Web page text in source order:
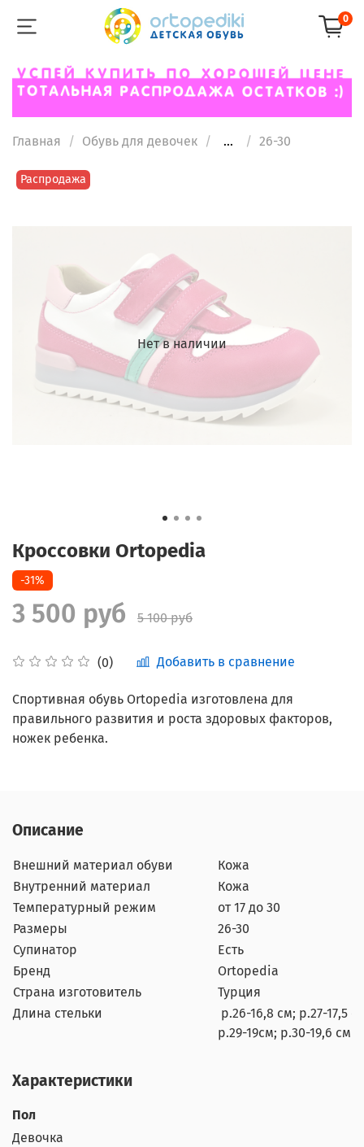
0
Главная Обувь для девочек ... 26-30
Нет в наличии
Распродажа
Кроссовки Ortopedia
(0) Добавить в сравнение
-31%
3 500 руб 5 100 руб
Спортивная обувь Ortopedia изготовлена для
правильного развития и роста здоровых факторов,
ножек ребенка.
Описание
Внешний материал обуви
Кожа
Внутренний материал
Кожа
Температурный режим
от 17 до 30
Размеры
26-30
Супинатор
Есть
Бренд
Ortopedia
Страна изготовитель
Турция
Длина стельки
р.26-16,8 см; р.27-17,5
р.29-19см; р.30-19,6 см
Характеристики
Пол
Девочка